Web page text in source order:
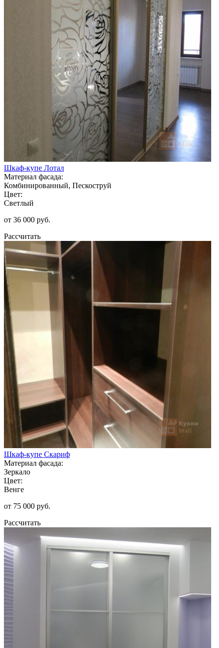
Шкаф-купе Лотал
Материал фасада:
Комбинированный, Пескоструй
Цвет:
Светлый
от 36 000 руб.
Рассчитать
Шкаф-купе Скариф
Материал фасада:
Зеркало
Цвет:
Венге
от 75 000 руб.
Рассчитать